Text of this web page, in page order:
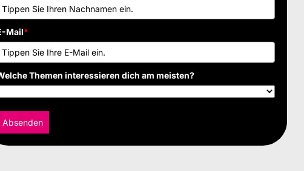
Mail*
Themen interessieren dich am meisten?
Absenden